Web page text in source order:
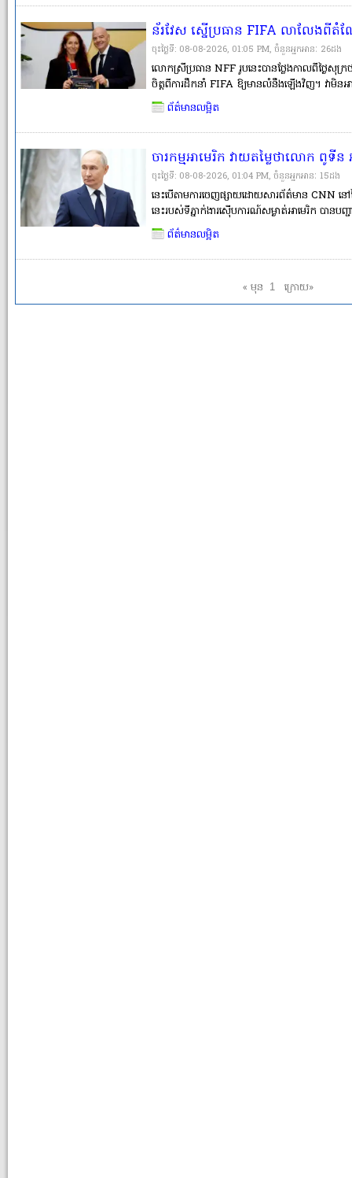
ន័រវែស ស្នើប្រធាន FIFA លាលែងពីតំ
Conmebol ដឹកនាំវិញ
ចុះថ្ងៃទី: 08-08-2026, 01:05 PM, ចំនួនអ្នកអានៈ​ 26ដង
លោកស្រីប្រធាន NFF រូបនេះបានថ្លែងកាលពីថ្ងៃសុ
ចិត្តពីការដឹកនាំ FIFA ឱ្យមានលំនឹងឡើងវិញ។ វាមិ
ជាតិនាពេលនេះ ពោរពេញទៅដោយបញ្ហា ដែលពួកយ
ពិតជាចង់ស្នើឱ្យប្រធានបច្ចុប្បន្នលាលែងពីតំ�
ព័ត៌មានលម្អិត
ចារកម្មអាមេរិក វាយតម្លៃថាលោក ពូទីន
តេស្ដលើសាមគ្គីភាពរបស់ NATO
ចុះថ្ងៃទី: 08-08-2026, 01:04 PM, ចំនួនអ្នកអានៈ​ 15ដង
នេះបើតាមការចេញផ្សាយដោយសារព័ត៌មាន CNN នៅ
នេះរបស់ទីភ្នាក់ងារស៊ើបការណ៍សម្ងាត់អាមេរិក បានប
នឹងព្យាយាមធ្វើតេស្តលើសាមគ្គីភាព និងការប្ដេជ្ញាចិត្
ប្រហារទ្រង់ទ្រ�
ព័ត៌មានលម្អិត
« មុន 1 ក្រោយ»